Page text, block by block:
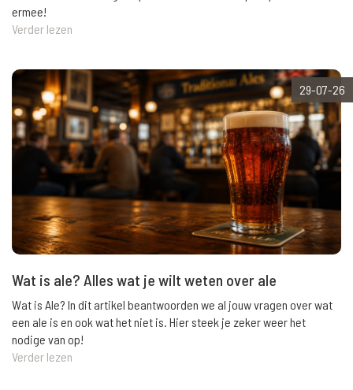
ermee!
Verder lezen
29-07-26
Wat is ale? Alles wat je wilt weten over ale
Wat is Ale? In dit artikel beantwoorden we al jouw vragen over wat
een ale is en ook wat het niet is. Hier steek je zeker weer het
nodige van op!
Verder lezen